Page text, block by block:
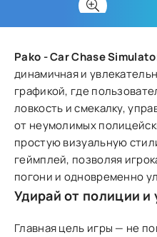
Pako - Car Chase
динамичная и
графикой, где
ловкость и смекалку,
от неумолимых
простую визуальную
геймплей, позволяя
погони и одновременно
Удирай от полиции и
Главная цель игры — не